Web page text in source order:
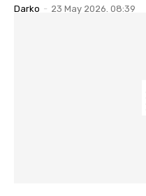
Darko - 23 May 2026. 08:39